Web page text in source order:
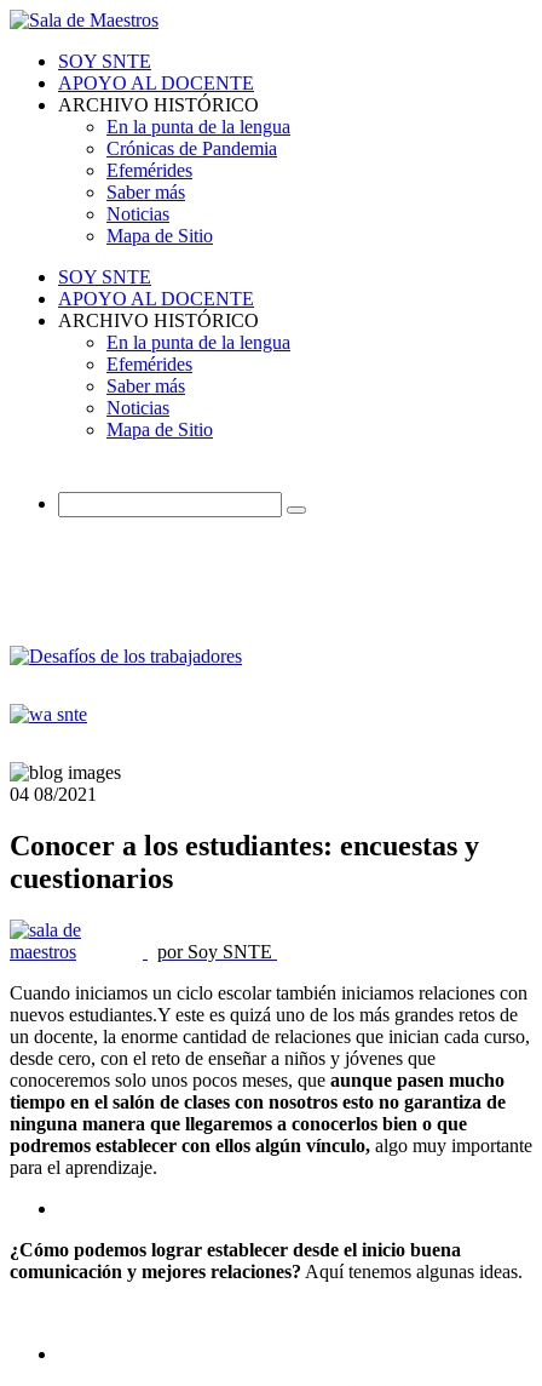
SOY SNTE
APOYO AL DOCENTE
ARCHIVO HISTÓRICO
En la punta de la lengua
Crónicas de Pandemia
Efemérides
Saber más
Noticias
Mapa de Sitio
SOY SNTE
APOYO AL DOCENTE
ARCHIVO HISTÓRICO
En la punta de la lengua
Efemérides
Saber más
Noticias
Mapa de Sitio
04 08/2021
Conocer a los estudiantes: encuestas y
cuestionarios
por Soy SNTE
Cuando iniciamos un ciclo escolar también iniciamos relaciones con
nuevos estudiantes.Y este es quizá uno de los más grandes retos de
un docente, la enorme cantidad de relaciones que inician cada curso,
desde cero, con el reto de enseñar a niños y jóvenes que
conoceremos solo unos pocos meses, que aunque pasen mucho
tiempo en el salón de clases con nosotros esto no garantiza de
ninguna manera que llegaremos a conocerlos bien o que
podremos establecer con ellos algún vínculo, algo muy importante
para el aprendizaje.
¿Cómo podemos lograr establecer desde el inicio buena
comunicación y mejores relaciones? Aquí tenemos algunas ideas.